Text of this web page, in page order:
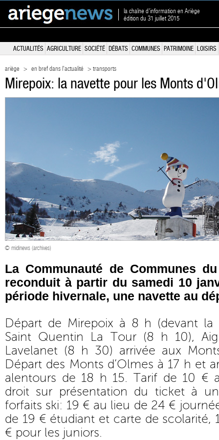
la chaîne d'information en Ariège
édition du 31 juillet 2015
ACTUALITÉS AGRICULTURE SOCIÉTÉ DÉBATS COMMUNES PATRIMOINE LOISIRS
ariège > en bref dans l'actualité > transports
Mirepoix: la navette pour les Monts
© midinews (archives)
La Communauté de Communes
reconduit à partir du samedi 10
période hivernale, une navette au
Départ de Mirepoix à 8 h (devant la
Saint Quentin La Tour (8 h 10),
Lavelanet (8 h 30) arrivée aux
Départ des Monts d’Olmes à 17 h et
alentours de 18 h 15. Tarif de 10 €
droit sur présentation du ticket à
forfaits ski: 19 € au lieu de 24 €
de 19 € étudiant et carte de scolarité,
€ pour les juniors.